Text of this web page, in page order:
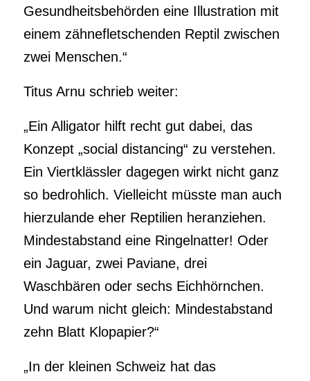
Gesundheitsbehörden eine Illustration mit
einem zähnefletschenden Reptil zwischen
zwei Menschen.“
Titus Arnu schrieb weiter:
„Ein Alligator hilft recht gut dabei, das
Konzept „social distancing“ zu verstehen.
Ein Viertklässler dagegen wirkt nicht ganz
so bedrohlich. Vielleicht müsste man auch
hierzulande eher Reptilien heranziehen.
Mindestabstand eine Ringelnatter! Oder
ein Jaguar, zwei Paviane, drei
Waschbären oder sechs Eichhörnchen.
Und warum nicht gleich: Mindestabstand
zehn Blatt Klopapier?“
„In der kleinen Schweiz hat das